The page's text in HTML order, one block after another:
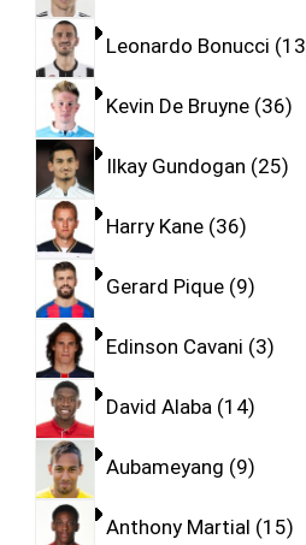
Leonardo Bonucci 13
Kevin De Bruyne 36
Ilkay Gundogan 25
Harry Kane 36
Gerard Pique 9
Edinson Cavani 3
David Alaba 14
Aubameyang 9
Anthony Martial 15